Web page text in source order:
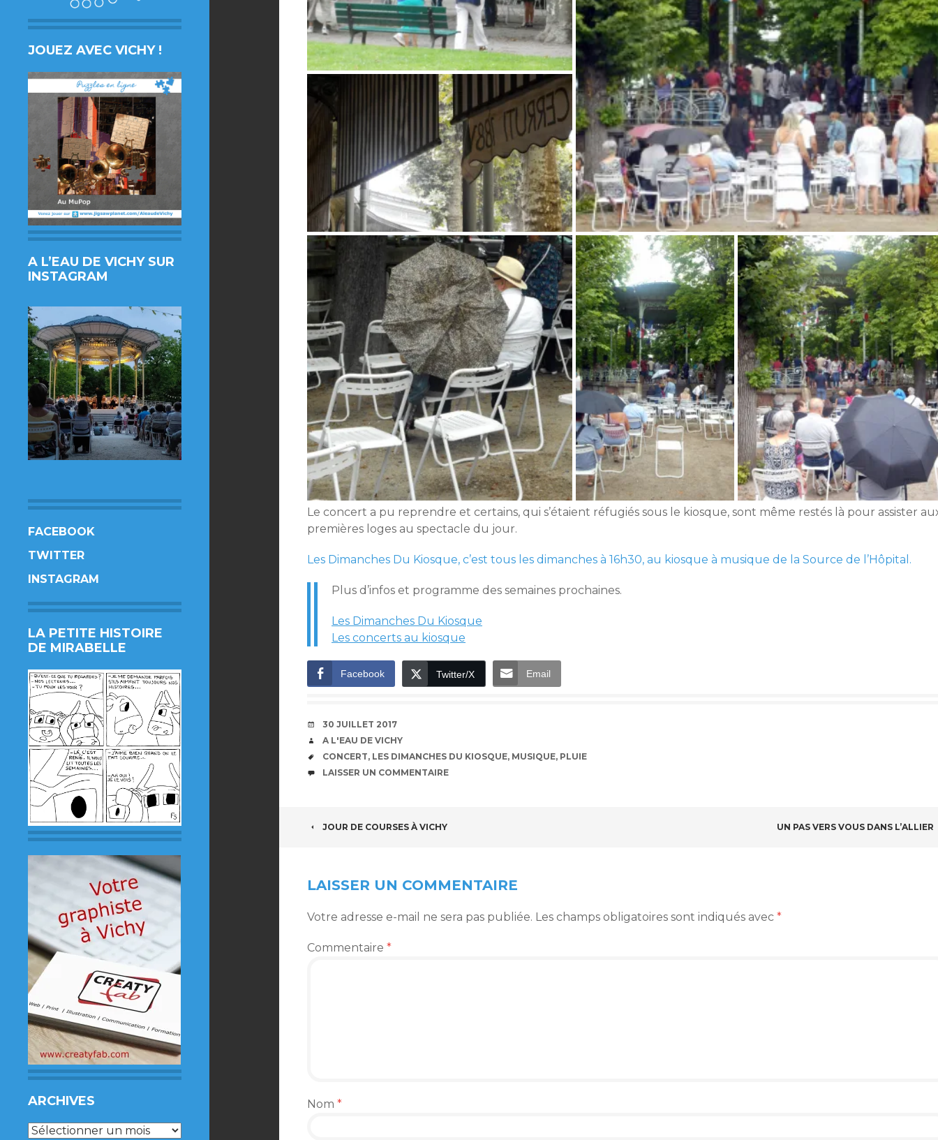
JOUEZ AVEC VICHY !
A L’EAU DE VICHY SUR
INSTAGRAM
FACEBOOK
TWITTER
INSTAGRAM
LA PETITE HISTOIRE
DE MIRABELLE
ARCHIVES
Archives
Le concert a pu reprendre et certains, qui s’étaient réfugiés sous le kiosque, sont même restés là pour assister
premières loges au spectacle du jour.
Les Dimanches Du Kiosque, c’est tous les dimanches à 16h30, au kiosque à musique de la Source de l’Hôpital.
Plus d’infos et programme des semaines prochaines.
Les Dimanches Du Kiosque
Les concerts au kiosque
Facebook Twitter/X Email
DATE
30 JUILLET 2017
AUTEUR
A L'EAU DE VICHY
ÉTIQUETTES
CONCERT, LES DIMANCHES DU KIOSQUE, MUSIQUE, PLUIE
COMMENTAIRES
LAISSER UN COMMENTAIRE
NAVIGATION
ARTICLES
JOUR DE COURSES À VICHY UN PAS VERS VOUS DANS L’ALLIER
LAISSER UN COMMENTAIRE
Votre adresse e-mail ne sera pas publiée. Les champs obligatoires sont indiqués avec *
Commentaire *
Nom *